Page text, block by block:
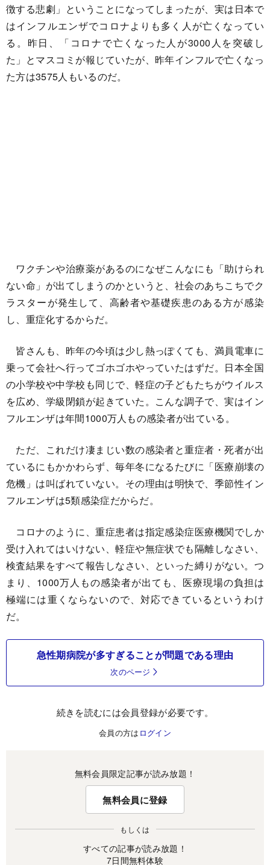
徴する悲劇」ということになってしまったが、実は日本で
はインフルエンザでコロナよりも多く人が亡くなってい
る。昨日、「コロナで亡くなった人が3000人を突破し
た」とマスコミが報じていたが、昨年インフルで亡くなっ
た方は3575人もいるのだ。
ワクチンや治療薬があるのになぜこんなにも「助けられ
ない命」が出てしまうのかというと、社会のあちこちでク
ラスターが発生して、高齢者や基礎疾患のある方が感染
し、重症化するからだ。
皆さんも、昨年の今頃は少し熱っぽくても、満員電車に
乗って会社へ行ってゴホゴホやっていたはずだ。日本全国
の小学校や中学校も同じで、軽症の子どもたちがウイルス
を広め、学級閉鎖が起きていた。こんな調子で、実はイン
フルエンザは年間1000万人もの感染者が出ている。
ただ、これだけ凄まじい数の感染者と重症者・死者が出
ているにもかかわらず、毎年冬になるたびに「医療崩壊の
危機」は叫ばれていない。その理由は明快で、季節性イン
フルエンザは5類感染症だからだ。
コロナのように、重症患者は指定感染症医療機関でしか
受け入れてはいけない、軽症や無症状でも隔離しなさい、
検査結果をすべて報告しなさい、といった縛りがない。つ
まり、1000万人もの感染者が出ても、医療現場の負担は
極端には重くならないので、対応できているというわけ
だ。
急性期病院が多すぎることが問題である理由
次のページ
続きを読むには会員登録が必要です。
会員の方は ログイン
無料会員限定記事が読み放題！
無料会員に登録
もしくは
すべての記事が読み放題！
7日間無料体験